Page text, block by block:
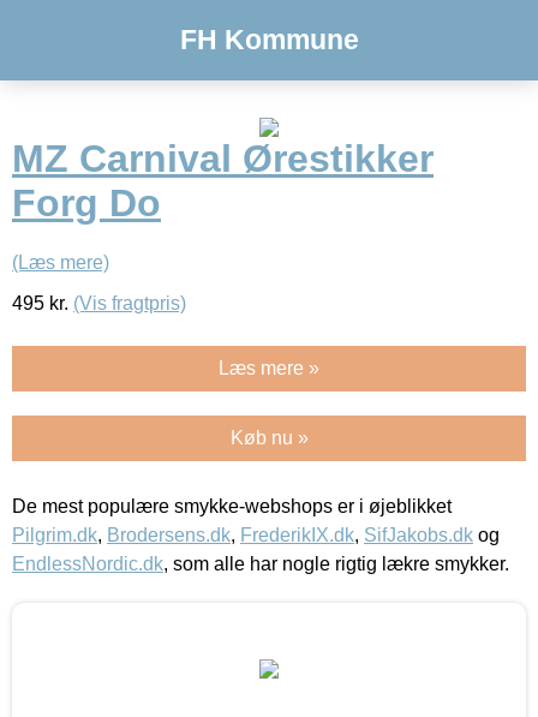
FH Kommune
MZ Carnival Ørestikker
Forg Do
(Læs mere)
495 kr. (Vis fragtpris)
Læs mere »
Køb nu »
De mest populære smykke-webshops er i øjeblikket
Pilgrim.dk, Brodersens.dk, FrederikIX.dk, SifJakobs.dk og
EndlessNordic.dk, som alle har nogle rigtig lækre smykker.